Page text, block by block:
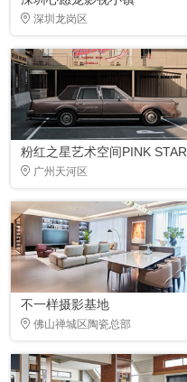
深圳龙岗区
粉红之星艺术空间PINK STAR
广州天河区
不一样摄影基地
佛山禅城区陶瓷总部